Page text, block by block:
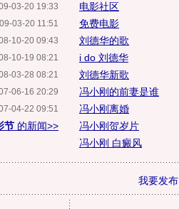
03-20 19:33
09-03-20 11:51
10-20 09:43
10-19 08:21
03-28 08:21
06-16 20:29
04-22 09:51
节 的新闻>>
电影社区
免费电影
刘德华的歌
i do 刘德华
刘德华新歌
冯小刚的前妻是谁
冯小刚离婚
冯小刚贺岁片
冯小刚 白癜风
我要发布